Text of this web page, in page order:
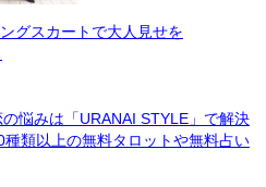
グスカートで大人見せを
の悩みは「URANAI STYLE」で解決
種類以上の無料タロットや無料占い